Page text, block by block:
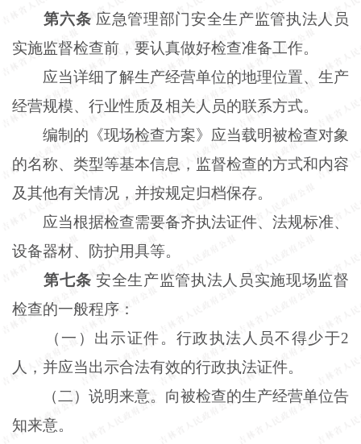
第六条 应急管理部门安全生产监管执法人员
实施监督检查前，要认真做好检查准备工作。
应当详细了解生产经营单位的地理位置、生产
经营规模、行业性质及相关人员的联系方式。
编制的《现场检查方案》应当载明被检查对象
的名称、类型等基本信息，监督检查的方式和内容
及其他有关情况，并按规定归档保存。
应当根据检查需要备齐执法证件、法规标准、
设备器材、防护用具等。
第七条 安全生产监管执法人员实施现场监督
检查的一般程序：
（一）出示证件。行政执法人员不得少于2
人，并应当出示合法有效的行政执法证件。
（二）说明来意。向被检查的生产经营单位告
知来意。